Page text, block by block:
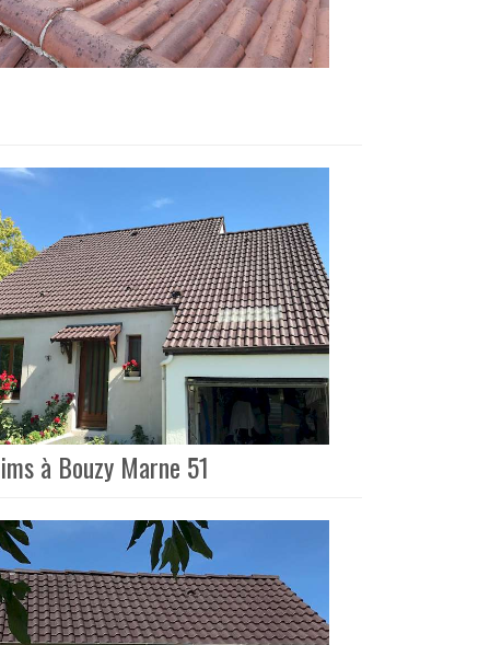
à Bouzy Marne 51